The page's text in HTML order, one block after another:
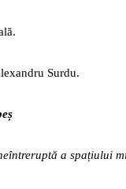
Surdu.
a spațiului